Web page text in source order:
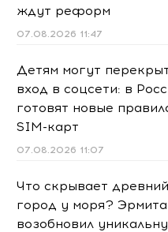
ждут реформ
07.08.2026 11:47
Детям могут
вход в соцсети: в
готовят новые
SIM-карт
07.08.2026 11:07
Что скрывает древний
город у моря?
возобновил